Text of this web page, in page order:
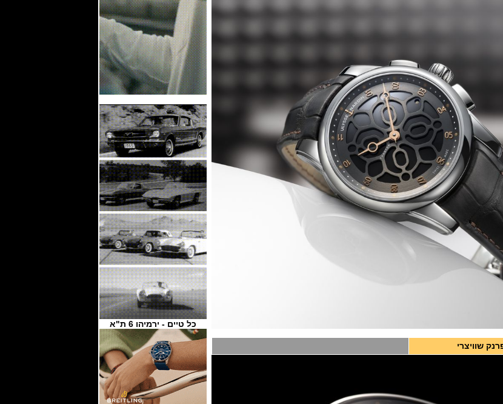
כל טיים - ירמיהו 6 ת"א